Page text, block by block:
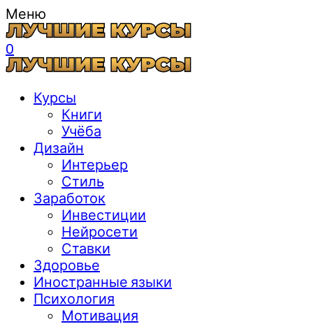
Меню
0
Курсы
Книги
Учёба
Дизайн
Интерьер
Стиль
Заработок
Инвестиции
Нейросети
Ставки
Здоровье
Иностранные языки
Психология
Мотивация